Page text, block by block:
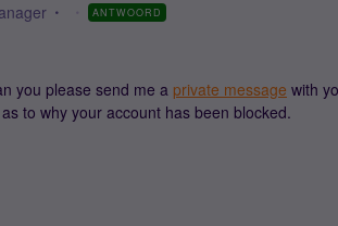
ANTWOORD
you please send me a private message with
to why your account has been blocked.